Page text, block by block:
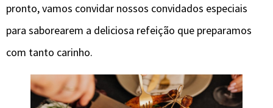
pronto, vamos convidar nossos convidados especiais
para saborearem a deliciosa refeição que preparamos
com tanto carinho.